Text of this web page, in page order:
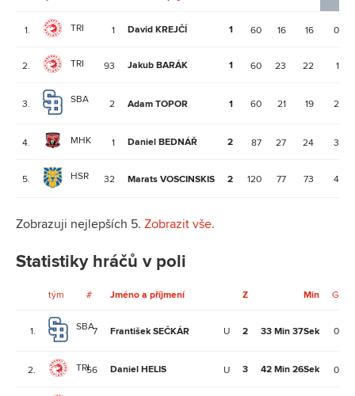
1. TRI 1 David KREJČÍ 1 60 16 16 0
2. TRI 93 Jakub BARÁK 1 60 23 22 1
3. SBA 2 Adam TOPOR 1 60 21 19 2
4. MHK 1 Daniel BEDNÁŘ 2 87 27 24 3
5. HSR 32 Marats VOSCINSKIS 2 120 77 73 4
Zobrazuji nejlepších 5. Zobrazit vše.
Statistiky hráčů v poli
tým # Jméno a příjmení Z Min G
1. SBA7 František SEČKÁR U 2 33 Min 37Sek 0
2. TRI56 Daniel HELIS U 3 42 Min 26Sek 0